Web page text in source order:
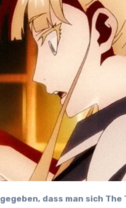
gegeben, dass man sich